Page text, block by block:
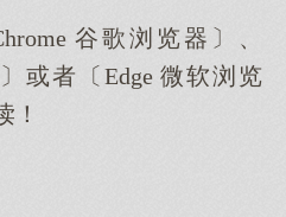
谷歌浏览器〕、
或者〔Edge 微软浏览
！